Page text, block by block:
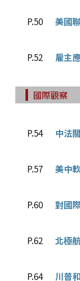
P.50 美國
P.52 雇主
國際觀察
P.54 中法
P.57 美中
P.60 對國
P.62 北極
P.64 川普